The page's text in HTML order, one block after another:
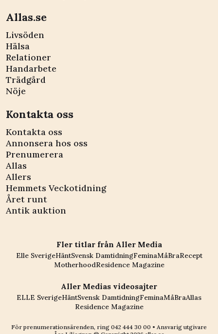
Allas.se
Livsöden
Hälsa
Relationer
Handarbete
Trädgård
Nöje
Kontakta oss
Kontakta oss
Annonsera hos oss
Prenumerera
Allas
Allers
Hemmets Veckotidning
Året runt
Antik auktion
Fler titlar från Aller Media
Elle SverigeHäntSvensk DamtidningFeminaMåBraRecept
MotherhoodResidence Magazine
Aller Medias videosajter
ELLE SverigeHäntSvensk DamtidningFeminaMåBraAllas
Residence Magazine
För prenumerationsärenden, ring 042 444 30 00 • Ansvarig utgivare